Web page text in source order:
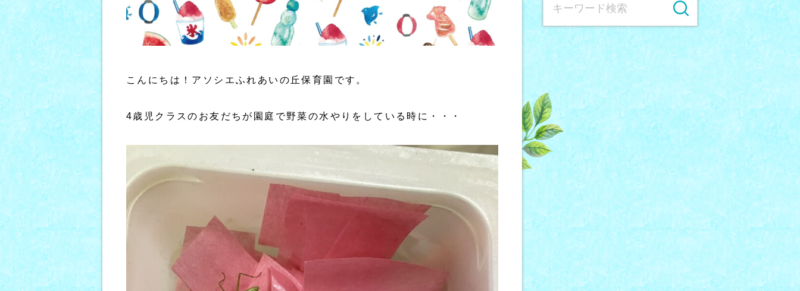
こんにちは！アソシエふれあいの丘保育園です。
4歳児クラスのお友だちが園庭で野菜の水やりをしている時に・・・